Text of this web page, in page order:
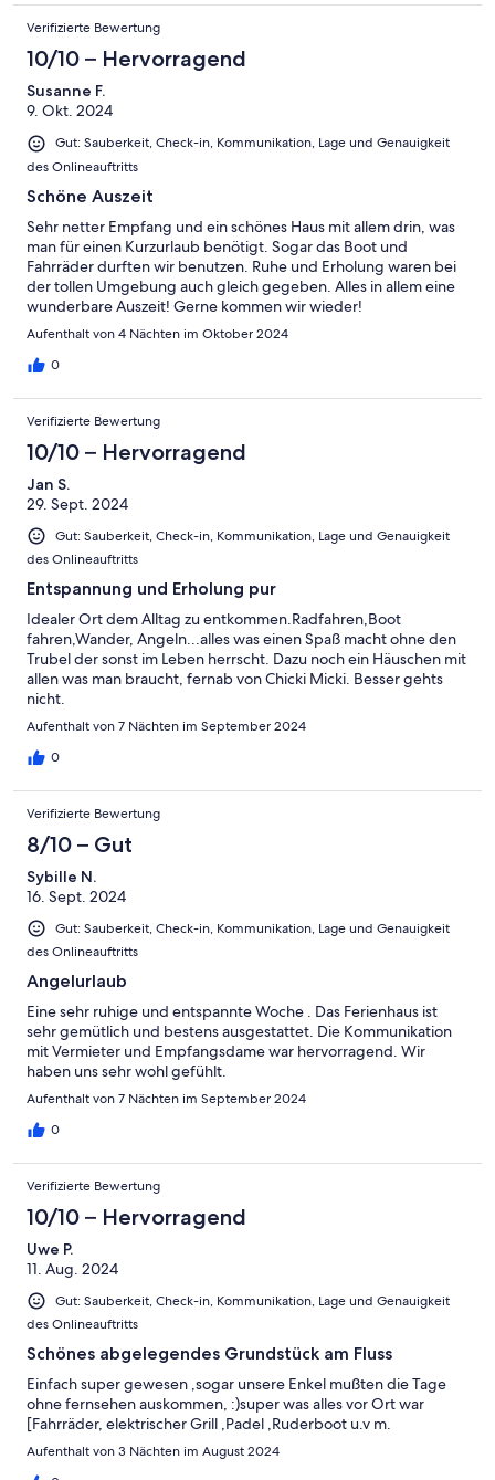
Verifizierte Bewertung
10/10 – Hervorragend
Susanne F.
9. Okt. 2024
Gut: Sauberkeit, Check-in, Kommunikation, Lage und Genauigkeit
des Onlineauftritts
Schöne Auszeit
Sehr netter Empfang und ein schönes Haus mit allem drin, was
man für einen Kurzurlaub benötigt. Sogar das Boot und
Fahrräder durften wir benutzen. Ruhe und Erholung waren bei
der tollen Umgebung auch gleich gegeben. Alles in allem eine
wunderbare Auszeit! Gerne kommen wir wieder!
Aufenthalt von 4 Nächten im Oktober 2024
0
Verifizierte Bewertung
10/10 – Hervorragend
Jan S.
29. Sept. 2024
Gut: Sauberkeit, Check-in, Kommunikation, Lage und Genauigkeit
des Onlineauftritts
Entspannung und Erholung pur
Idealer Ort dem Alltag zu entkommen.Radfahren,Boot
fahren,Wander, Angeln...alles was einen Spaß macht ohne den
Trubel der sonst im Leben herrscht. Dazu noch ein Häuschen mit
allen was man braucht, fernab von Chicki Micki. Besser gehts
nicht.
Aufenthalt von 7 Nächten im September 2024
0
Verifizierte Bewertung
8/10 – Gut
Sybille N.
16. Sept. 2024
Gut: Sauberkeit, Check-in, Kommunikation, Lage und Genauigkeit
des Onlineauftritts
Angelurlaub
Eine sehr ruhige und entspannte Woche . Das Ferienhaus ist
sehr gemütlich und bestens ausgestattet. Die Kommunikation
mit Vermieter und Empfangsdame war hervorragend. Wir
haben uns sehr wohl gefühlt.
Aufenthalt von 7 Nächten im September 2024
0
Verifizierte Bewertung
10/10 – Hervorragend
Uwe P.
11. Aug. 2024
Gut: Sauberkeit, Check-in, Kommunikation, Lage und Genauigkeit
des Onlineauftritts
Schönes abgelegendes Grundstück am Fluss
Einfach super gewesen ,sogar unsere Enkel mußten die Tage
ohne fernsehen auskommen, :)super was alles vor Ort war
[Fahrräder, elektrischer Grill ,Padel ,Ruderboot u.v m.
Aufenthalt von 3 Nächten im August 2024